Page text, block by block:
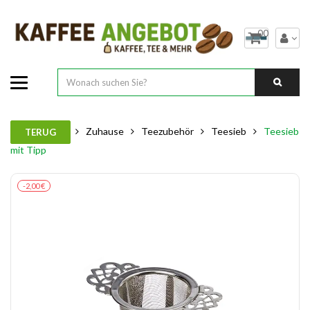
00
TERUG Zuhause Teezubehör Teesieb
Teesieb
mit Tipp
-2,00 €